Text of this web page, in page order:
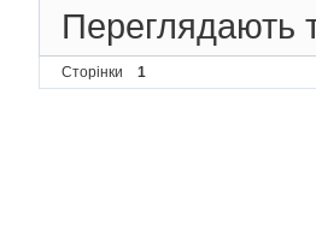
Переглядають
Сторінки 1